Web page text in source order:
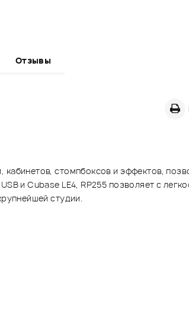
Отзывы
стомпбоксов и эффектов,
и Cubase LE4, RP255 позволяет с
студии.